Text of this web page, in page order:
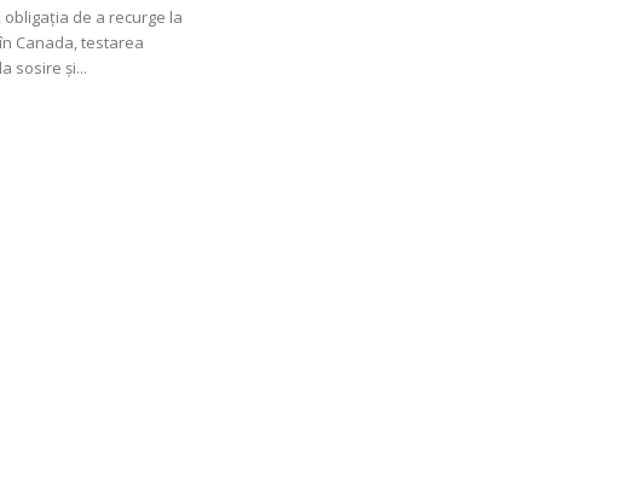
de a recurge la
Canada, testarea
sosire și...